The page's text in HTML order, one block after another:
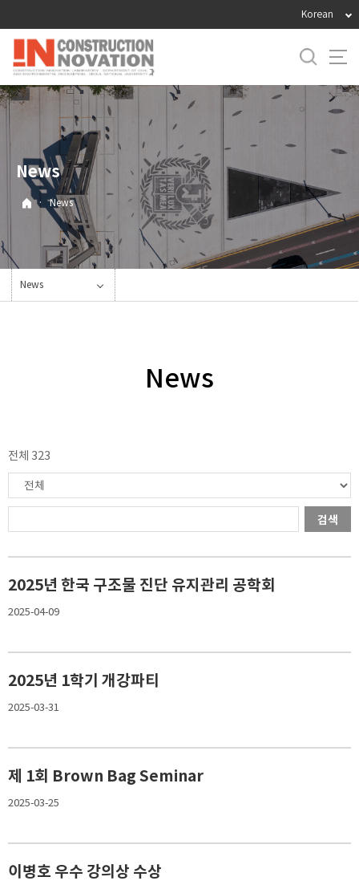
로
메
뉴
Korean
News
· News
News
News
전체 323
검색
2025년 한국 구조물 진단 유지관리 공학회
2025-04-09
2025년 1학기 개강파티
2025-03-31
제 1회 Brown Bag Seminar
2025-03-25
이병호 우수 강의상 수상